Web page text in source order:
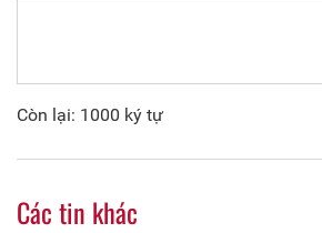
Còn lại: 1000 ký tự
Các tin khác